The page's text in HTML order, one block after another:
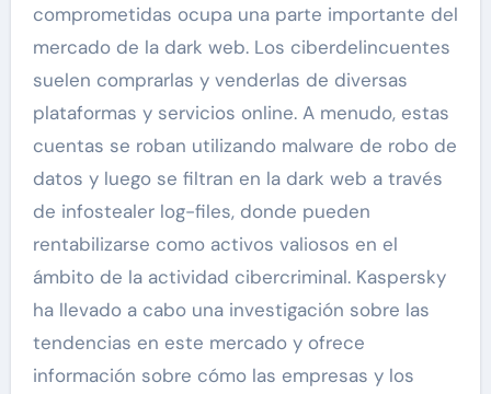
comprometidas ocupa una parte importante del
mercado de la dark web. Los ciberdelincuentes
suelen comprarlas y venderlas de diversas
plataformas y servicios online. A menudo, estas
cuentas se roban utilizando malware de robo de
datos y luego se filtran en la dark web a través
de infostealer log-files, donde pueden
rentabilizarse como activos valiosos en el
ámbito de la actividad cibercriminal. Kaspersky
ha llevado a cabo una investigación sobre las
tendencias en este mercado y ofrece
información sobre cómo las empresas y los